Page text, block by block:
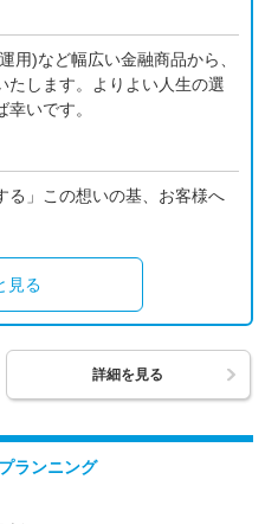
用)など幅広い金融商品から、
たします。よりよい人生の選
いです。
る」この想いの基、お客様へ
見る
詳細を見る
ランニング